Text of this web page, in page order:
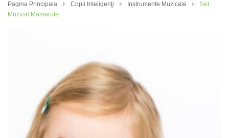
Pagina Principala Copii Inteligenţi Instrumente Muzicale
Set
Muzical Mamarute